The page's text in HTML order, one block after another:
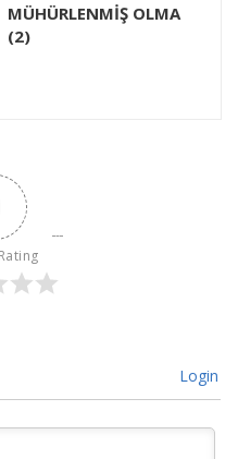
MÜHÜRLENMİŞ OLMA
(2)
Login